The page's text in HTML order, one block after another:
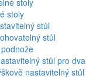
stoly
stůl
stůl
stůl pro dva
nastavitelný stůl